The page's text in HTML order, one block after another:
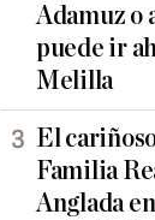
Adamuz o
puede ir
Melilla
El
Familia
Anglada